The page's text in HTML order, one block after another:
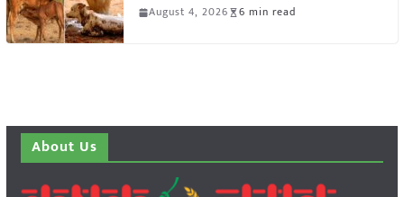
August 4, 2026 6 min read
About Us